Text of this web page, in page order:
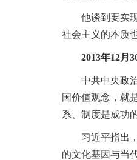
他谈到要实现
社会主义的本质
2013年12月
中共中央政治
国价值观念，就
系、制度是成功
习近平指出，
的文化基因与当